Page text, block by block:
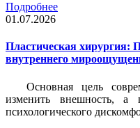
Подробнее
01.07.2026
Пластическая хирургия:
внутреннего
Основная цель
изменить внешность, а
психологического